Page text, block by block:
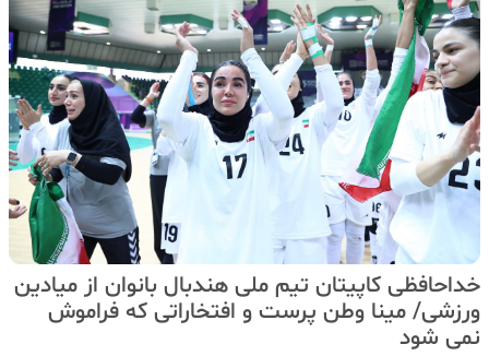
خداحافظی کاپیتان تیم ملی هندبال بانوان از میادین
ورزشی/ مینا وطن پرست و افتخاراتی که فراموش
نمی شود